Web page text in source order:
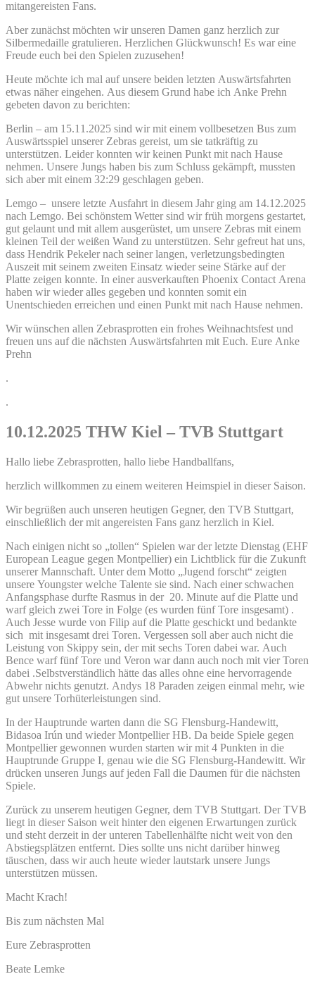
mitangereisten Fans.
Aber zunächst möchten wir unseren Damen ganz herzlich zur
Silbermedaille gratulieren. Herzlichen Glückwunsch! Es war eine
Freude euch bei den Spielen zuzusehen!
Heute möchte ich mal auf unsere beiden letzten Auswärtsfahrten
etwas näher eingehen. Aus diesem Grund habe ich Anke Prehn
gebeten davon zu berichten:
Berlin – am 15.11.2025 sind wir mit einem vollbesetzen Bus zum
Auswärtsspiel unserer Zebras gereist, um sie tatkräftig zu
unterstützen. Leider konnten wir keinen Punkt mit nach Hause
nehmen. Unsere Jungs haben bis zum Schluss gekämpft, mussten
sich aber mit einem 32:29 geschlagen geben.
Lemgo – unsere letzte Ausfahrt in diesem Jahr ging am 14.12.2025
nach Lemgo. Bei schönstem Wetter sind wir früh morgens gestartet,
gut gelaunt und mit allem ausgerüstet, um unsere Zebras mit einem
kleinen Teil der weißen Wand zu unterstützen. Sehr gefreut hat uns,
dass Hendrik Pekeler nach seiner langen, verletzungsbedingten
Auszeit mit seinem zweiten Einsatz wieder seine Stärke auf der
Platte zeigen konnte. In einer ausverkauften Phoenix Contact Arena
haben wir wieder alles gegeben und konnten somit ein
Unentschieden erreichen und einen Punkt mit nach Hause nehmen.
Wir wünschen allen Zebrasprotten ein frohes Weihnachtsfest und
freuen uns auf die nächsten Auswärtsfahrten mit Euch. Eure Anke
Prehn
.
.
10.12.2025 THW Kiel – TVB Stuttgart
Hallo liebe Zebrasprotten, hallo liebe Handballfans,
herzlich willkommen zu einem weiteren Heimspiel in dieser Saison.
Wir begrüßen auch unseren heutigen Gegner, den TVB Stuttgart,
einschließlich der mit angereisten Fans ganz herzlich in Kiel.
Nach einigen nicht so „tollen“ Spielen war der letzte Dienstag (EHF
European League gegen Montpellier) ein Lichtblick für die Zukunft
unserer Mannschaft. Unter dem Motto „Jugend forscht“ zeigten
unsere Youngster welche Talente sie sind. Nach einer schwachen
Anfangsphase durfte Rasmus in der 20. Minute auf die Platte und
warf gleich zwei Tore in Folge (es wurden fünf Tore insgesamt) .
Auch Jesse wurde von Filip auf die Platte geschickt und bedankte
sich mit insgesamt drei Toren. Vergessen soll aber auch nicht die
Leistung von Skippy sein, der mit sechs Toren dabei war. Auch
Bence warf fünf Tore und Veron war dann auch noch mit vier Toren
dabei .Selbstverständlich hätte das alles ohne eine hervorragende
Abwehr nichts genutzt. Andys 18 Paraden zeigen einmal mehr, wie
gut unsere Torhüterleistungen sind.
In der Hauptrunde warten dann die SG Flensburg-Handewitt,
Bidasoa Irún und wieder Montpellier HB. Da beide Spiele gegen
Montpellier gewonnen wurden starten wir mit 4 Punkten in die
Hauptrunde Gruppe I, genau wie die SG Flensburg-Handewitt. Wir
drücken unseren Jungs auf jeden Fall die Daumen für die nächsten
Spiele.
Zurück zu unserem heutigen Gegner, dem TVB Stuttgart. Der TVB
liegt in dieser Saison weit hinter den eigenen Erwartungen zurück
und steht derzeit in der unteren Tabellenhälfte nicht weit von den
Abstiegsplätzen entfernt. Dies sollte uns nicht darüber hinweg
täuschen, dass wir auch heute wieder lautstark unsere Jungs
unterstützen müssen.
Macht Krach!
Bis zum nächsten Mal
Eure Zebrasprotten
Beate Lemke